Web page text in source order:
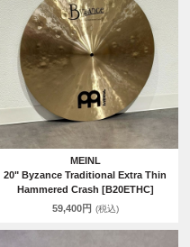
MEINL
20" Byzance Traditional Extra Thin
Hammered Crash [B20ETHC]
59,400円 (税込)